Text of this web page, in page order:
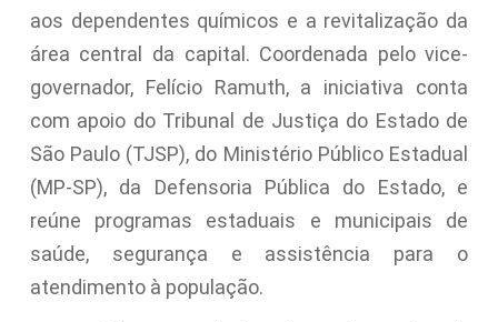
aos dependentes químicos e a revitalização da
área central da capital. Coordenada pelo vice-
governador, Felício Ramuth, a iniciativa conta
com apoio do Tribunal de Justiça do Estado de
São Paulo (TJSP), do Ministério Público Estadual
(MP-SP), da Defensoria Pública do Estado, e
reúne programas estaduais e municipais de
saúde, segurança e assistência para o
atendimento à população.